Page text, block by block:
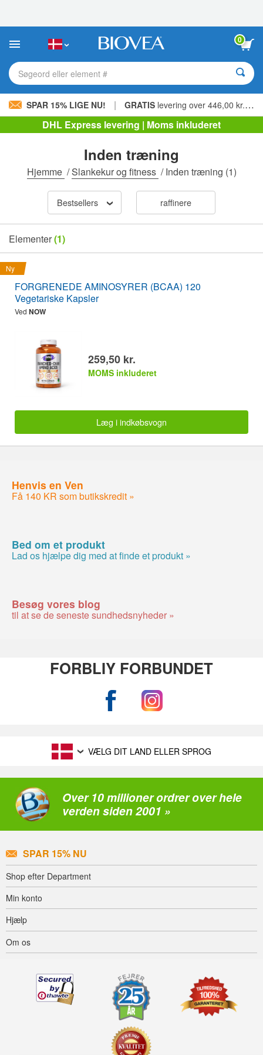
websted
0
Søgeord eller element #
SPAR 15% LIGE NU! | GRATIS levering over 446,00 kr. »
DHL Express levering | Moms inkluderet
Inden træning
Hjemme /Slankekur og fitness /Inden træning (1)
Bestsellers raffinere
Elementer(1)
Ny
FORGRENEDE AMINOSYRER (BCAA) 120
Vegetariske Kapsler
Ved NOW
259,50 kr.
MOMS inkluderet
Læg i indkøbsvogn
Henvis en Ven
Få 140 KR som butikskredit »
Bed om et produkt
Lad os hjælpe dig med at finde et produkt »
Besøg vores blog
til at se de seneste sundhedsnyheder »
FORBLIY FORBUNDET
VÆLG DIT LAND ELLER SPROG
Over 10 millioner ordrer over hele
verden siden 2001 »
SPAR 15% NU
Shop efter Department
Min konto
Hjælp
Om os